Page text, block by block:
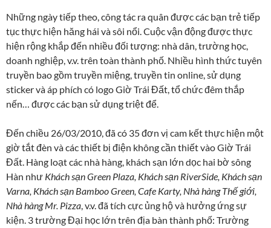
Những ngày tiếp theo, công tác ra quân được các bạn trẻ tiếp
tục thực hiện hăng hái và sôi nổi. Cuộc vận động được thực
hiện rộng khắp đến nhiều đối tượng: nhà dân, trường học,
doanh nghiệp, v.v. trên toàn thành phố. Nhiều hình thức tuyên
truyền bao gồm truyền miệng, truyền tin online, sử dụng
sticker và áp phích có logo Giờ Trái Đất, tổ chức đêm thắp
nến… được các bạn sử dụng triệt để.
Đến chiều 26/03/2010, đã có 35 đơn vị cam kết thực hiện một
giờ tắt đèn và các thiết bị điện không cần thiết vào Giờ Trái
Đất. Hàng loạt các nhà hàng, khách sạn lớn dọc hai bờ sông
Hàn như Khách sạn Green Plaza, Khách sạn RiverSide, Khách sạn
Varna, Khách sạn Bamboo Green, Cafe Karty, Nhà hàng Thế giới,
Nhà hàng Mr. Pizza, v.v. đã tích cực ủng hộ và hưởng ứng sự
kiện. 3 trường Đại học lớn trên địa bàn thành phố: Trường